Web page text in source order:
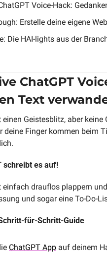
Voice-Hack:
Erstelle deine eigene
Die HAI-lights aus der
ChatGPT
Text
Geistesblitz, aber
deine Finger kommen beim
schreibt es auf!
einfach drauflos plappern
und sogar eine To-Do-
für-Schritt-Guide
ChatGPT App auf deinem